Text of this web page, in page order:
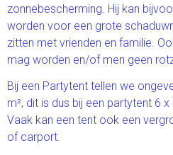
zonnebescherming. Hij kan
worden voor een grote
zitten met vrienden en familie.
mag worden en/of men geen
Bij een Partytent tellen we
m², dit is dus bij een partytent 6
Vaak kan een tent ook een
of carport.